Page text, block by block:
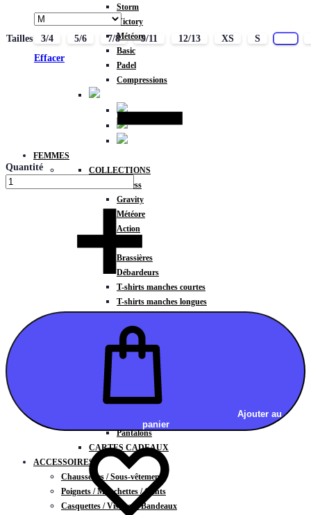
Storm
Victory
Météore
Basic
Padel
Compressions
FEMMES
COLLECTIONS
Fitness
Gravity
Météore
Action
Brassières
Débardeurs
T-shirts manches courtes
T-shirts manches longues
Sweats à capuche
Sweats à capuche zippé
Vestes
BAS
Shorts
Pantalons
CARTES CADEAUX
ACCESSOIRES
Chaussettes / Sous-vêtements
Poignets / Manchettes / Gants
Casquettes / Visières / Bandeaux
Tailles 3/4 5/6 7/8 9/11 12/13 XS S
Effacer
Quantité
Ajouter au
panier